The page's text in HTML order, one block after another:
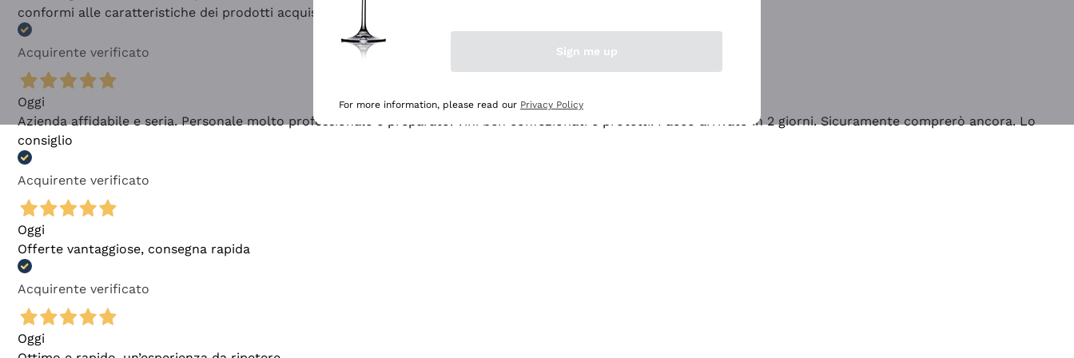
conformi alle caratteristiche dei prodotti acquistati
Acquirente verificato
Oggi
Azienda affidabile e seria. Personale molto professionale e preparato. Vini ben confezionati e protetti. Pacco arrivato in 2 giorni. Sicuramente comprerò ancora. Lo
consiglio
Acquirente verificato
Oggi
Offerte vantaggiose, consegna rapida
Acquirente verificato
Oggi
Sign me up
For more information, please read our Privacy Policy